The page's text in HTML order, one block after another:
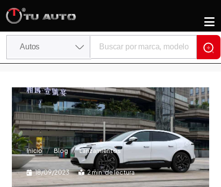
Inicio Blog Lanzamientos
18/09/2023 2 min. de lectura